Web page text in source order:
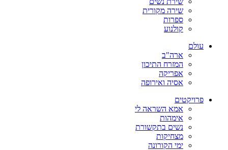
שירה מקורית
ספרות
קולנוע
עולם
ארה"ב
המזרח התיכון
אפריקה
אסיה ואירופה
פרויקטים
אמא השראה לי
אימהות
נשים בתקשורת
מצחיקות
ימי הקורונה